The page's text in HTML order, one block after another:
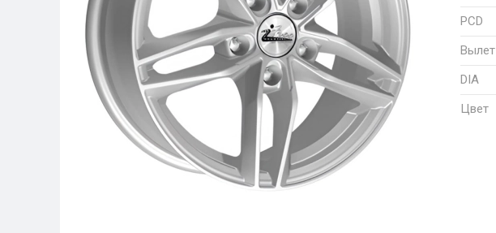
PCD
Вылет
DIA
Цвет